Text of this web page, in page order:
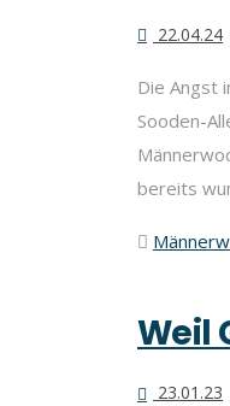
22.04.24
Die Angst
Sooden-
bereits
Weil
23.01.23